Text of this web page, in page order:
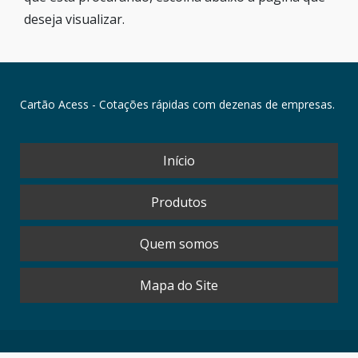
deseja visualizar.
Cartão Acess - Cotações rápidas com dezenas de empresas.
Início
Produtos
Quem somos
Mapa do Site